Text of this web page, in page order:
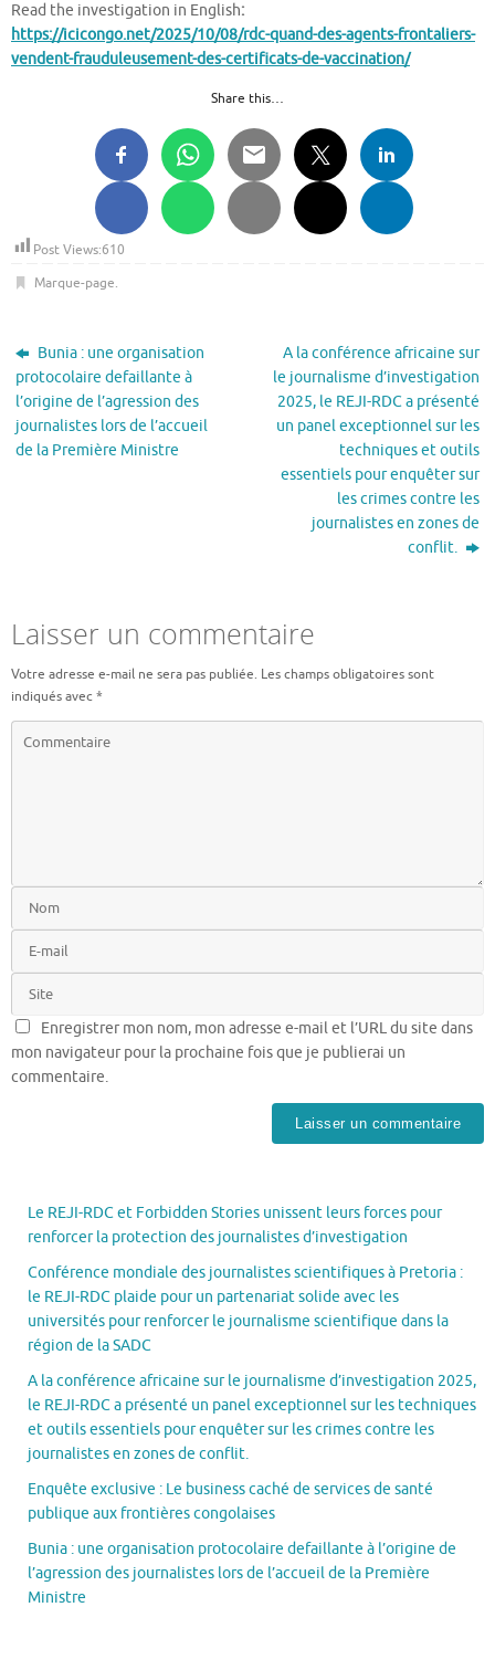
Read the investigation in English:
https://icicongo.net/2025/10/08/rdc-quand-des-agents-frontaliers-
vendent-frauduleusement-des-certificats-de-vaccination/
Share this…
Post Views:610
Marque-page.
Bunia : une organisation
protocolaire defaillante à
l’origine de l’agression des
journalistes lors de l’accueil
de la Première Ministre
A la conférence africaine sur
le journalisme d’investigation
2025, le REJI-RDC a présenté
un panel exceptionnel sur les
techniques et outils
essentiels pour enquêter sur
les crimes contre les
journalistes en zones de
conflit.
Laisser un commentaire
Votre adresse e-mail ne sera pas publiée. Les champs obligatoires sont
indiqués avec*
Enregistrer mon nom, mon adresse e-mail et l’URL du site dans
mon navigateur pour la prochaine fois que je publierai un
commentaire.
Le REJI-RDC et Forbidden Stories unissent leurs forces pour
renforcer la protection des journalistes d’investigation
Conférence mondiale des journalistes scientifiques à Pretoria :
le REJI-RDC plaide pour un partenariat solide avec les
universités pour renforcer le journalisme scientifique dans la
région de la SADC
A la conférence africaine sur le journalisme d’investigation 2025,
le REJI-RDC a présenté un panel exceptionnel sur les techniques
et outils essentiels pour enquêter sur les crimes contre les
journalistes en zones de conflit.
Enquête exclusive : Le business caché de services de santé
publique aux frontières congolaises
Bunia : une organisation protocolaire defaillante à l’origine de
l’agression des journalistes lors de l’accueil de la Première
Ministre